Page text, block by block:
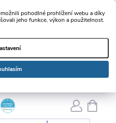
pohodlné prohlížení webu a díky
jeho funkce, výkon a použitelnost.
KOŠÍK